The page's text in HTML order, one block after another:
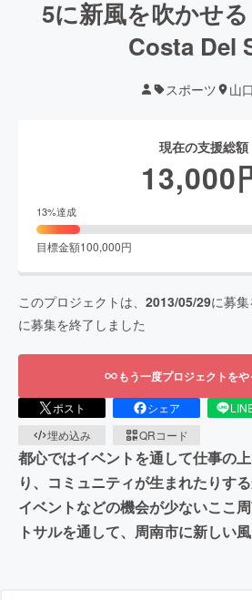
5に新風を吹かせ
Costa Del
スポーツ 山
現在の支援総額
13,000
13%達成
目標金額100,000円
このプロジェクトは、 2013/05/29に募集
に募集を終了しました
もう一度プロジェクトを
ポスト シェア
埋め込み
QRコード
都心ではイベントを通して仕事の
り、コミュニティが生まれたりす
イベントなどの機会が少ないここ
トサルを通して、周南市に新しい